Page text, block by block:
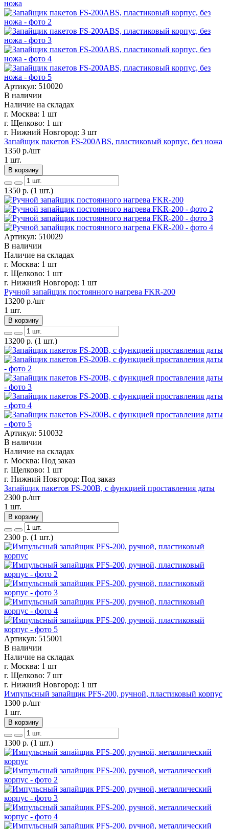
Артикул: 510020
В наличии
Наличие на складах
г. Москва: 1 шт
г. Щелково: 1 шт
г. Нижний Новгород: 3 шт
Запайщик пакетов FS-200ABS, пластиковый корпус, без ножа
1350 р./шт
1 шт.
В корзину
1350 р. (1 шт.)
Артикул: 510029
В наличии
Наличие на складах
г. Москва: 1 шт
г. Щелково: 1 шт
г. Нижний Новгород: 1 шт
Ручной запайщик постоянного нагрева FKR-200
13200 р./шт
1 шт.
В корзину
13200 р. (1 шт.)
Артикул: 510032
В наличии
Наличие на складах
г. Москва: Под заказ
г. Щелково: 1 шт
г. Нижний Новгород: Под заказ
Запайщик пакетов FS-200B, с функцией проставления даты
2300 р./шт
1 шт.
В корзину
2300 р. (1 шт.)
Артикул: 515001
В наличии
Наличие на складах
г. Москва: 1 шт
г. Щелково: 7 шт
г. Нижний Новгород: 1 шт
Импульсный запайщик PFS-200, ручной, пластиковый корпус
1300 р./шт
1 шт.
В корзину
1300 р. (1 шт.)